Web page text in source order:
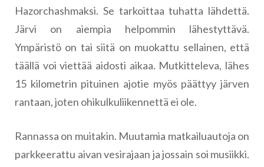
Hazorchashmaksi. Se tarkoittaa tuhatta lähdettä.
Järvi on aiempia helpommin lähestyttävä.
Ympäristö on tai siitä on muokattu sellainen, että
täällä voi viettää aidosti aikaa. Mutkitteleva, lähes
15 kilometrin pituinen ajotie myös päättyy järven
rantaan, joten ohikulkuliikennettä ei ole.
Rannassa on muitakin. Muutamia matkailuautoja on
parkkeerattu aivan vesirajaan ja jossain soi musiikki.